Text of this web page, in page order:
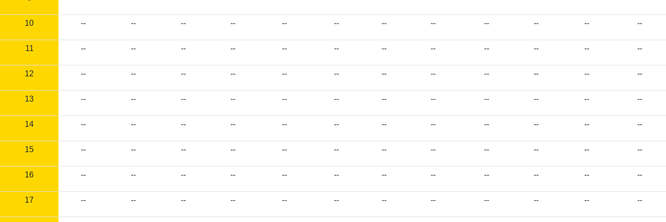
10 -- -- -- -- -- -- -- -- -- -- -- --
11 -- -- -- -- -- -- -- -- -- -- -- --
12 -- -- -- -- -- -- -- -- -- -- -- --
13 -- -- -- -- -- -- -- -- -- -- -- --
14 -- -- -- -- -- -- -- -- -- -- -- --
15 -- -- -- -- -- -- -- -- -- -- -- --
16 -- -- -- -- -- -- -- -- -- -- -- --
17 -- -- -- -- -- -- -- -- -- -- -- --